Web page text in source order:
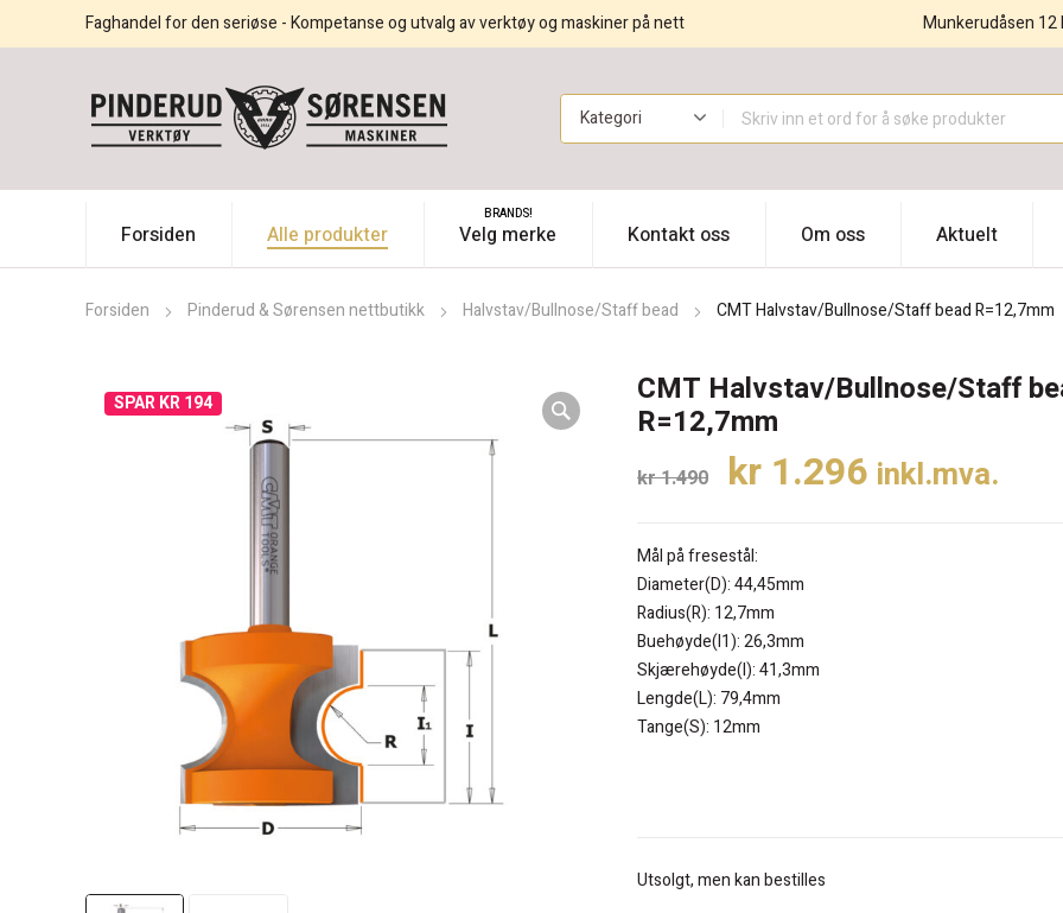
Faghandel for den seriøse - Kompetanse og utvalg av verktøy og maskiner på nett Munkerudåsen 12
Forsiden Alle produkter Velg merke
BRANDS!
Kontakt oss Om oss Aktuelt
Forsiden Pinderud & Sørensen nettbutikk Halvstav/Bullnose/Staff bead CMT Halvstav/Bullnose/Staff bead R=12,7mm
SPAR KR 194
CMT Halvstav/Bullnose/Staff
R=12,7mm
kr1.490 Opprinnelig
var:
kr 1.490.
kr 1.296Nåværende
inkl.mva.
Mål på fresestål:
Diameter(D): 44,45mm
Radius(R): 12,7mm
Buehøyde(I1): 26,3mm
Skjærehøyde(I): 41,3mm
Lengde(L): 79,4mm
Tange(S): 12mm
Utsolgt, men kan bestilles